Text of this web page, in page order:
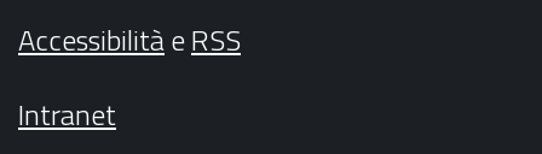
AccessibilitàeRSS
Intranet